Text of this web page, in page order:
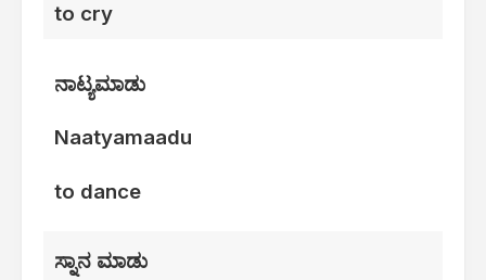
to cry
ನಾಟ್ಯಮಾಡು
Naatyamaadu
to dance
ಸ್ನಾನ ಮಾಡು